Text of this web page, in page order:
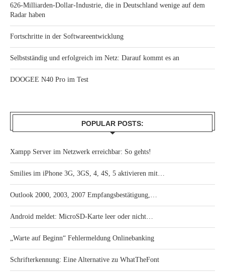
626-Milliarden-Dollar-Industrie, die in Deutschland wenige auf dem
Radar haben
Fortschritte in der Softwareentwicklung
Selbstständig und erfolgreich im Netz: Darauf kommt es an
DOOGEE N40 Pro im Test
POPULAR POSTS:
Xampp Server im Netzwerk erreichbar: So gehts!
Smilies im iPhone 3G, 3GS, 4, 4S, 5 aktivieren mit…
Outlook 2000, 2003, 2007 Empfangsbestätigung,…
Android meldet: MicroSD-Karte leer oder nicht…
„Warte auf Beginn“ Fehlermeldung Onlinebanking
Schrifterkennung: Eine Alternative zu WhatTheFont